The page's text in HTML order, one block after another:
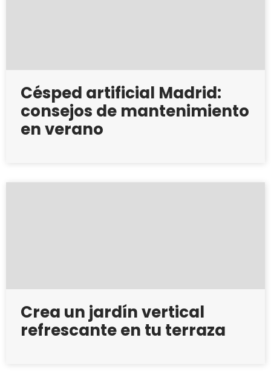
Césped artificial Madrid:
consejos de mantenimiento
en verano
Crea un jardín vertical
refrescante en tu terraza